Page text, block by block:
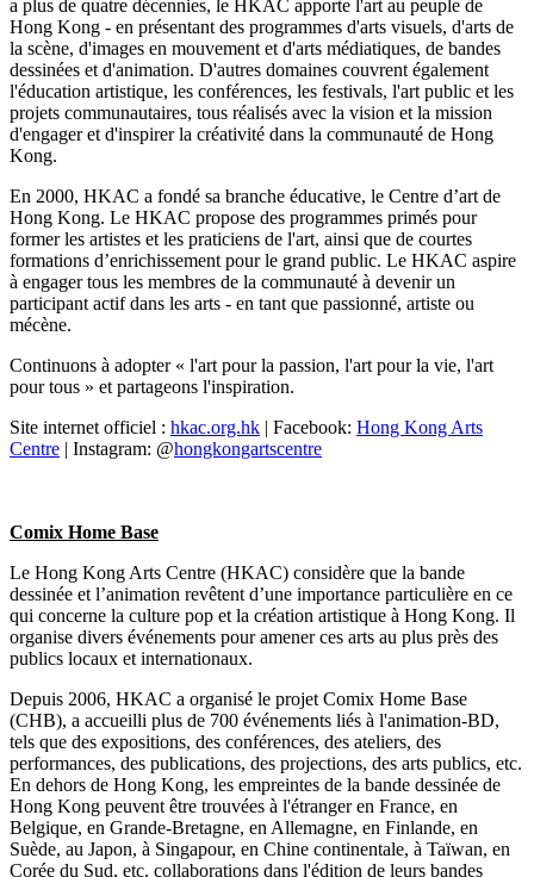
a plus de quatre décennies, le HKAC apporte l'art au peuple de
Hong Kong - en présentant des programmes d'arts visuels, d'arts de
la scène, d'images en mouvement et d'arts médiatiques, de bandes
dessinées et d'animation. D'autres domaines couvrent également
l'éducation artistique, les conférences, les festivals, l'art public et les
projets communautaires, tous réalisés avec la vision et la mission
d'engager et d'inspirer la créativité dans la communauté de Hong
Kong.
En 2000, HKAC a fondé sa branche éducative, le Centre d’art de
Hong Kong. Le HKAC propose des programmes primés pour
former les artistes et les praticiens de l'art, ainsi que de courtes
formations d’enrichissement pour le grand public. Le HKAC aspire
à engager tous les membres de la communauté à devenir un
participant actif dans les arts - en tant que passionné, artiste ou
mécène.
Continuons à adopter « l'art pour la passion, l'art pour la vie, l'art
pour tous » et partageons l'inspiration.
Site internet officiel : hkac.org.hk | Facebook: Hong Kong Arts
Centre | Instagram: @hongkongartscentre
Comix Home Base
Le Hong Kong Arts Centre (HKAC) considère que la bande
dessinée et l’animation revêtent d’une importance particulière en ce
qui concerne la culture pop et la création artistique à Hong Kong. Il
organise divers événements pour amener ces arts au plus près des
publics locaux et internationaux.
Depuis 2006, HKAC a organisé le projet Comix Home Base
(CHB), a accueilli plus de 700 événements liés à l'animation-BD,
tels que des expositions, des conférences, des ateliers, des
performances, des publications, des projections, des arts publics, etc.
En dehors de Hong Kong, les empreintes de la bande dessinée de
Hong Kong peuvent être trouvées à l'étranger en France, en
Belgique, en Grande-Bretagne, en Allemagne, en Finlande, en
Suède, au Japon, à Singapour, en Chine continentale, à Taïwan, en
Corée du Sud, etc. collaborations dans l'édition de leurs bandes